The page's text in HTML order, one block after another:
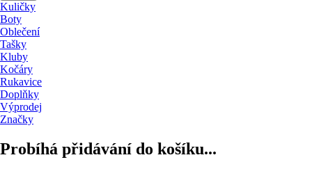
Kuličky
Boty
Oblečení
Tašky
Kluby
Kočáry
Rukavice
Doplňky
Výprodej
Značky
Probíhá přidávání do košíku...